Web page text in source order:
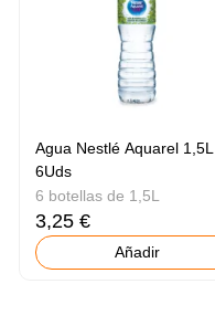
Agua Nestlé Aquarel 1,5L
6Uds
6 botellas de 1,5L
3,25 €
Añadir